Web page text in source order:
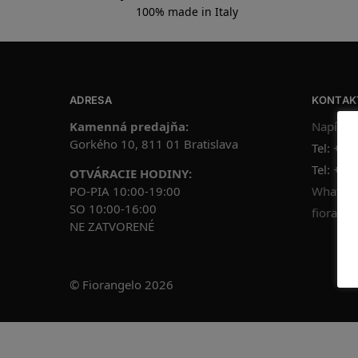
100% made in Italy
ADRESA
Kamenná predajňa:
Gorkého 10, 811 01 Bratislava
OTVÁRACIE HODINY:
PO-PIA 10:00-19:00
SO 10:00-16:00
NE ZATVORENÉ
Napíšte
Tel:
Tel:
© Fiorangelo 2026